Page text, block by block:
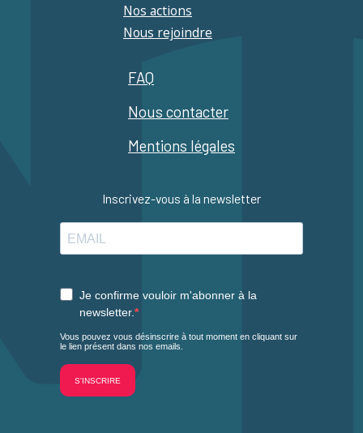
Nos actions
Nous rejoindre
FAQ
Nous contacter
Mentions légales
Inscrivez-vous à la newsletter